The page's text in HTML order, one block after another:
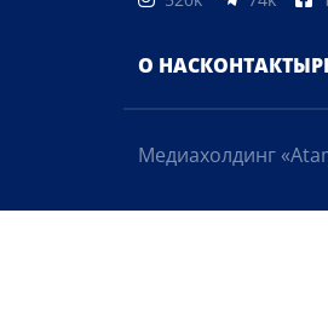
О НАСКОНТАКТЫ
Медиахолдинг